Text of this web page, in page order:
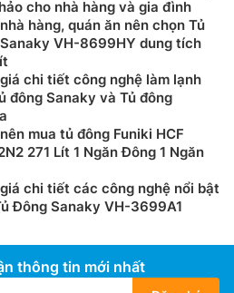
cho nhà hàng và gia đình
hàng, quán ăn nên chọn Tủ
VH-8699HY dung tích
chi tiết công nghệ làm lạnh
đông Sanaky và Tủ đông
mua tủ đông Funiki HCF
271 Lít 1 Ngăn Đông 1 Ngăn
chi tiết các công nghệ nổi bật
Đông Sanaky VH-3699A1
thông tin mới nhất